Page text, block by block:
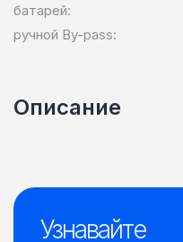
батарей:
ручной By-pass:
Описание
Узнавайте